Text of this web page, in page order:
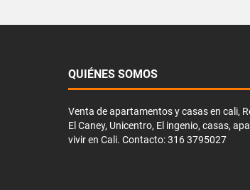
QUIÉNES SOMOS
Venta de apartamentos y casas en cali,
El Caney, Unicentro, El ingenio, casas,
vivir en Cali. Contacto: 316 3795027